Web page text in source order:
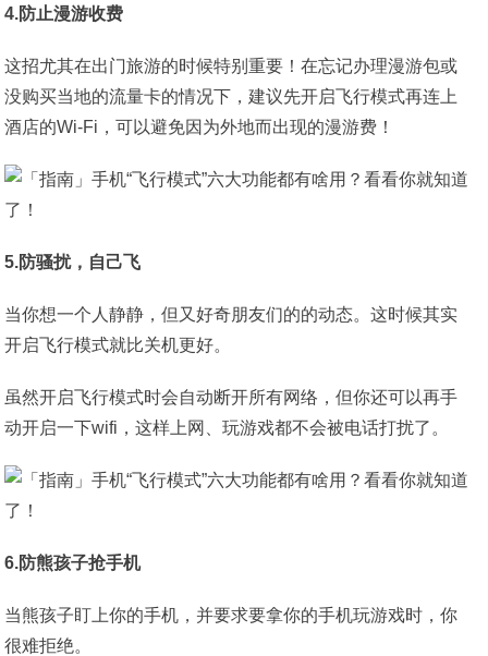
4.防止漫游收费
这招尤其在出门旅游的时候特别重要！在忘记办理漫游包或
没购买当地的流量卡的情况下，建议先开启飞行模式再连上
酒店的Wi-Fi，可以避免因为外地而出现的漫游费！
5.防骚扰，自己飞
当你想一个人静静，但又好奇朋友们的的动态。这时候其实
开启飞行模式就比关机更好。
虽然开启飞行模式时会自动断开所有网络，但你还可以再手
动开启一下wifi，这样上网、玩游戏都不会被电话打扰了。
6.防熊孩子抢手机
当熊孩子盯上你的手机，并要求要拿你的手机玩游戏时，你
很难拒绝。